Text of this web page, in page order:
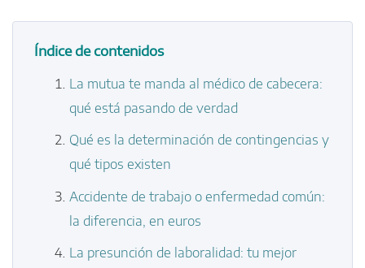
Índice de contenidos
La mutua te manda al médico de cabecera:
qué está pasando de verdad
Qué es la determinación de contingencias y
qué tipos existen
Accidente de trabajo o enfermedad común:
la diferencia, en euros
La presunción de laboralidad: tu mejor